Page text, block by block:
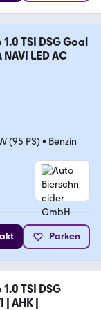
TSI DSG Goal
NAVI LED AC
(95 PS) • Benzin
Parken
TSI DSG
| AHK |